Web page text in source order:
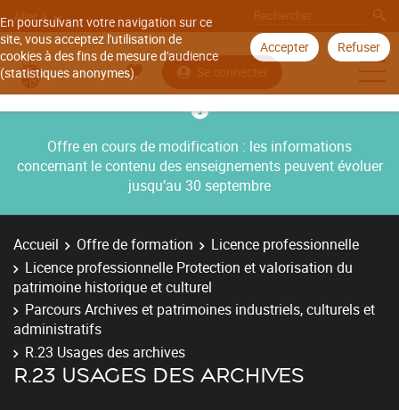
En poursuivant votre navigation sur ce
site, vous acceptez l'utilisation de
cookies à des fins de mesure d'audience
(statistiques anonymes).
Accepter Refuser
Aller à
Se connecter
Offre en cours de modification : les informations
concernant le contenu des enseignements peuvent évoluer
jusqu’au 30 septembre
Accueil Offre de formation
Licence professionnelle
Licence professionnelle Protection et valorisation du
patrimoine historique et culturel
Parcours Archives et patrimoines industriels, culturels et
administratifs
R.23 Usages des archives
R.23 USAGES DES ARCHIVES